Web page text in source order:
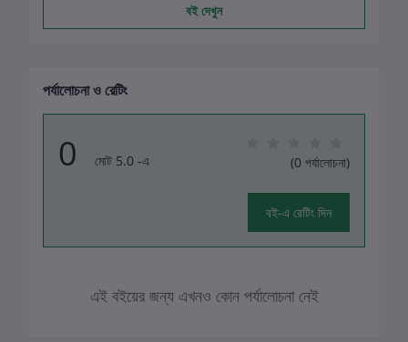
বই দেখুন
পর্যালোচনা ও রেটিং
0 মোট 5.0 -এ (0 পর্যালোচনা)
বই-এ রেটিং দিন
এই বইয়ের জন্য এখনও কোন পর্যালোচনা নেই